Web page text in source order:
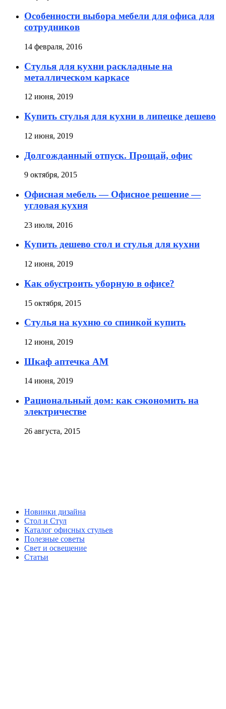
Особенности выбора мебели для офиса для
сотрудников
14 февраля, 2016
Стулья для кухни раскладные на
металлическом каркасе
12 июня, 2019
Купить стулья для кухни в липецке дешево
12 июня, 2019
Долгожданный отпуск. Прощай, офис
9 октября, 2015
Офисная мебель — Офисное решение —
угловая кухня
23 июля, 2016
Купить дешево стол и стулья для кухни
12 июня, 2019
Как обустроить уборную в офисе?
15 октября, 2015
Стулья на кухню со спинкой купить
12 июня, 2019
Шкаф аптечка АМ
14 июня, 2019
Рациональный дом: как сэкономить на
электричестве
26 августа, 2015
Новинки дизайна
Стол и Стул
Каталог офисных стульев
Полезные советы
Свет и освещение
Статьи